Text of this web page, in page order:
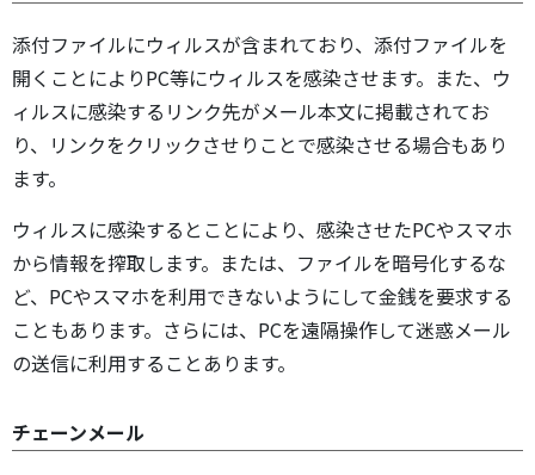
添付ファイルにウィルスが含まれており、添付ファイルを
開くことによりPC等にウィルスを感染させます。また、ウ
ィルスに感染するリンク先がメール本文に掲載されてお
り、リンクをクリックさせりことで感染させる場合もあり
ます。
ウィルスに感染するとことにより、感染させたPCやスマホ
から情報を搾取します。または、ファイルを暗号化するな
ど、PCやスマホを利用できないようにして金銭を要求する
こともあります。さらには、PCを遠隔操作して迷惑メール
の送信に利用することあります。
チェーンメール